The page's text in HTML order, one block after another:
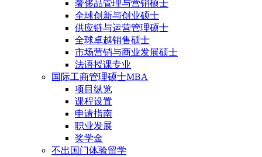
奢侈品管理与营销硕士
全球创新与创业硕士
供应链与运营管理硕士
全球卓越销售硕士
市场营销与商业发展硕士
法语授课专业
国际工商管理硕士MBA
项目纵览
课程设置
申请指南
职业发展
奖学金
不出国门体验留学